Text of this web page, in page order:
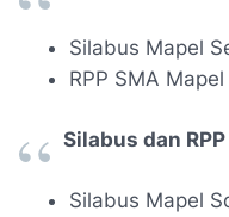
Silabus Mapel
RPP SMA
Silabus dan
Silabus Mapel